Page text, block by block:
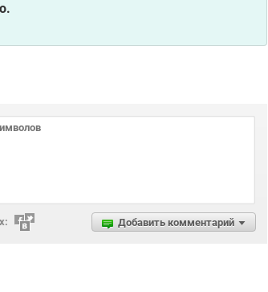
Добавить комментарий